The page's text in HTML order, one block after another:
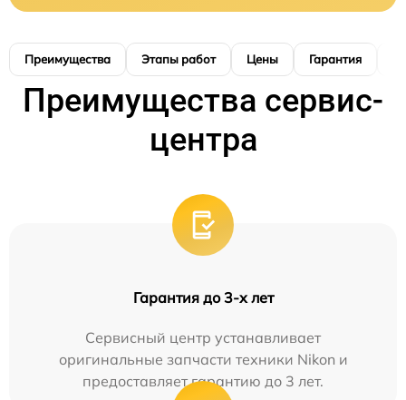
Преимущества Этапы работ Цены Гарантия
Преимущества сервис-
центра
Гарантия до 3-х лет
Сервисный центр устанавливает
оригинальные запчасти техники Nikon и
предоставляет гарантию до 3 лет.